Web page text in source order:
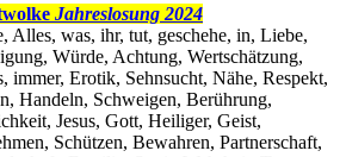
Jahreslosung 2024
Alles, was, ihr, tut, geschehe, in, Liebe,
Würde, Achtung, Wertschätzung,
immer, Erotik, Sehnsucht, Nähe, Respekt,
Handeln, Schweigen, Berührung,
Jesus, Gott, Heiliger, Geist,
Schützen, Bewahren, Partnerschaft,